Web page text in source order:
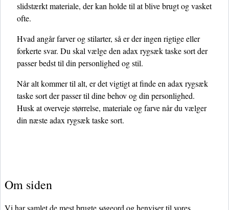
slidstærkt materiale, der kan holde til at blive brugt og vasket
ofte.
Hvad angår farver og stilarter, så er der ingen rigtige eller
forkerte svar. Du skal vælge den adax rygsæk taske sort der
passer bedst til din personlighed og stil.
Når alt kommer til alt, er det vigtigt at finde en adax rygsæk
taske sort der passer til dine behov og din personlighed.
Husk at overveje størrelse, materiale og farve når du vælger
din næste adax rygsæk taske sort.
Om siden
Vi har samlet de mest brugte søgeord og henviser til vores